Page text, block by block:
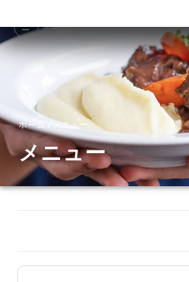
メニュー
ホーム / メニュー
メニュー